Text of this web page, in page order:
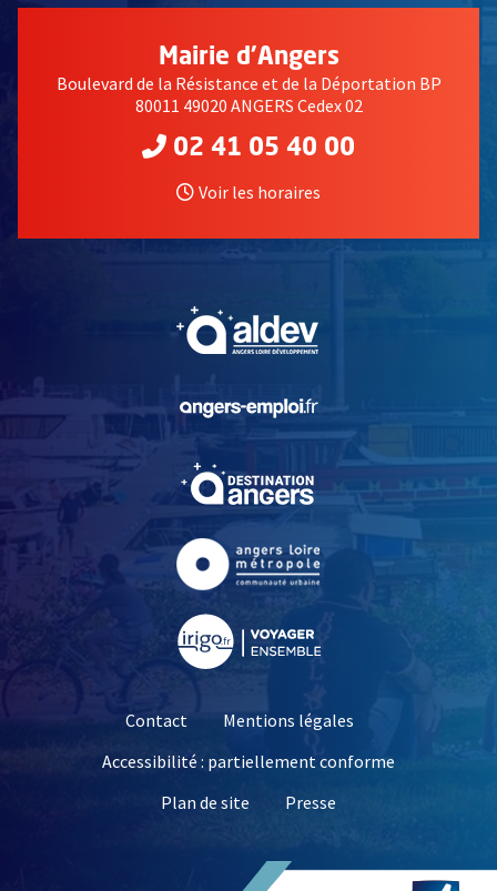
Mairie d'Angers
Boulevard de la Résistance et de la Déportation BP
80011 49020 ANGERS Cedex 02
02 41 05 40 00
Voir les horaires
, Ouvre une nouvelle
, Ouvre une nouvelle
Contact
Mentions légales
Accessibilité : partiellement conforme
Plan de site
Presse